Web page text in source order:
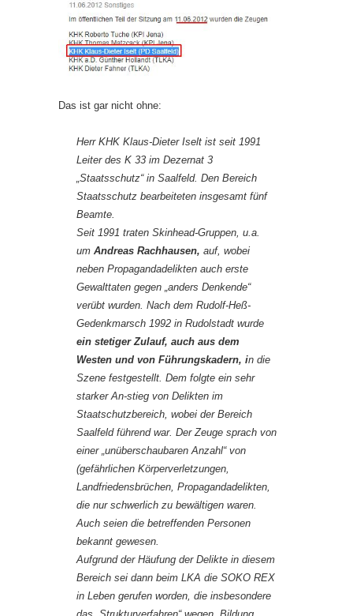
Das ist gar nicht ohne:
Herr KHK Klaus-Dieter Iselt ist seit 1991
Leiter des K 33 im Dezernat 3
„Staatsschutz“ in Saalfeld. Den Bereich
Staatsschutz bearbeiteten insgesamt fünf
Beamte.
Seit 1991 traten Skinhead-Gruppen, u.a.
um Andreas Rachhausen, auf, wobei
neben Propagandadelikten auch erste
Gewalttaten gegen „anders Denkende“
verübt wurden. Nach dem Rudolf-Heß-
Gedenkmarsch 1992 in Rudolstadt wurde
ein stetiger Zulauf, auch aus dem
Westen und von Führungskadern, in die
Szene festgestellt. Dem folgte ein sehr
starker An-stieg von Delikten im
Staatschutzbereich, wobei der Bereich
Saalfeld führend war. Der Zeuge sprach von
einer „unüberschaubaren Anzahl“ von
(gefährlichen Körperverletzungen,
Landfriedensbrüchen, Propagandadelikten,
die nur schwerlich zu bewältigen waren.
Auch seien die betreffenden Personen
bekannt gewesen.
Aufgrund der Häufung der Delikte in diesem
Bereich sei dann beim LKA die SOKO REX
in Leben gerufen worden, die insbesondere